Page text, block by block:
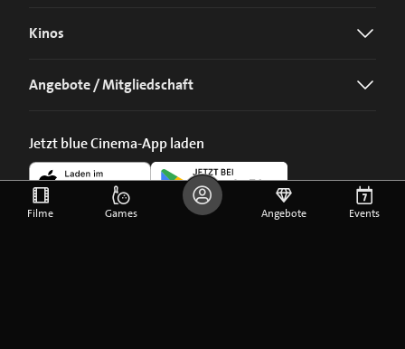
Kinos
Angebote / Mitgliedschaft
Jetzt blue Cinema-App laden
Filme Games Angebote Events